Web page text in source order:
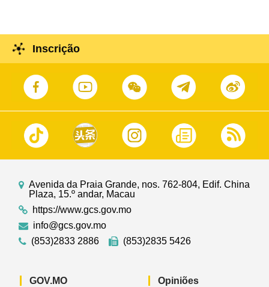
Inscrição
Avenida da Praia Grande, nos. 762-804, Edif. China
Plaza, 15.º andar, Macau
https://www.gcs.gov.mo
info@gcs.gov.mo
(853)2833 2886
(853)2835 5426
GOV.MO Opiniões